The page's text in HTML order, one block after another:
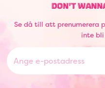
DON'T
Se då till att prenumerera
inte bli